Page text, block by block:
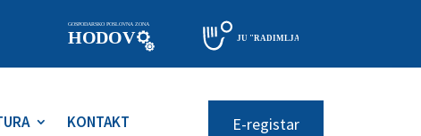
KONTAKT E-registar